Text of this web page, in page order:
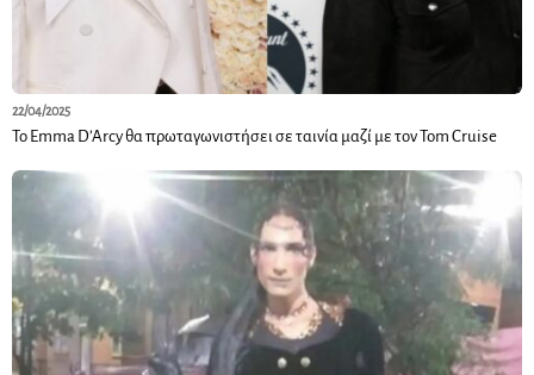
22/04/2025
Το Emma D’Arcy θα πρωταγωνιστήσει σε ταινία μαζί με τον Tom Cruise